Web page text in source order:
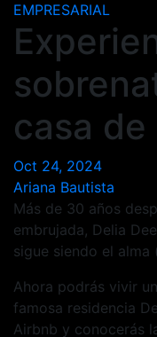
EMPRESARIAL
casa
Oct 24, 2024
Ariana Bautista
Más de 30 años
embrujada, Delia
sigue siendo el
Ahora podrás vivir
famosa residencia
Airbnb y conocerás